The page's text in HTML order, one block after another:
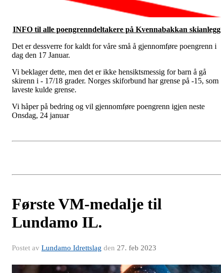
INFO til alle poengrenndeltakere på Kvennabakkan
Det er dessverre for kaldt for våre små å gjennomføre poengrenn i
dag den 17 Januar.
Vi beklager dette, men det er ikke hensiktsmessig for barn å gå
skirenn i - 17/18 grader. Norges skiforbund har grense på -15, som
laveste kulde grense.
Vi håper på bedring og vil gjennomføre poengrenn igjen neste
Onsdag, 24 januar
Første VM-medalje til
Lundamo IL.
Postet av Lundamo Idrettslag den 27. feb 2023